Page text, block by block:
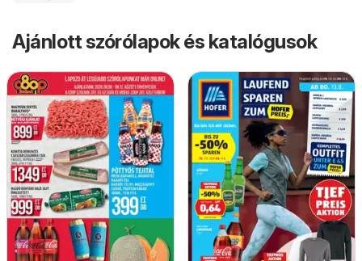
Ajánlott szórólapok és katalógusok